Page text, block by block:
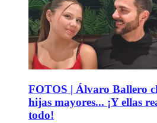
FOTOS | Álvaro Ballero
hijas mayores... ¡Y ellas
todo!